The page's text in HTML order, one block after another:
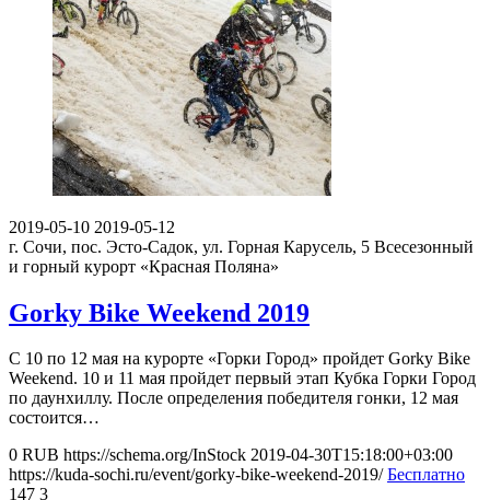
2019-05-10 2019-05-12
г. Сочи, пос. Эсто-Садок, ул. Горная Карусель, 5 Всесезонный
и горный курорт «Красная Поляна»
Gorky Bike Weekend 2019
С 10 по 12 мая на курорте «Горки Город» пройдет Gorky Bike
Weekend. 10 и 11 мая пройдет первый этап Кубка Горки Город
по даунхиллу. После определения победителя гонки, 12 мая
состоится…
0 RUB https://schema.org/InStock 2019-04-30T15:18:00+03:00
https://kuda-sochi.ru/event/gorky-bike-weekend-2019/ Бесплатно
147 3